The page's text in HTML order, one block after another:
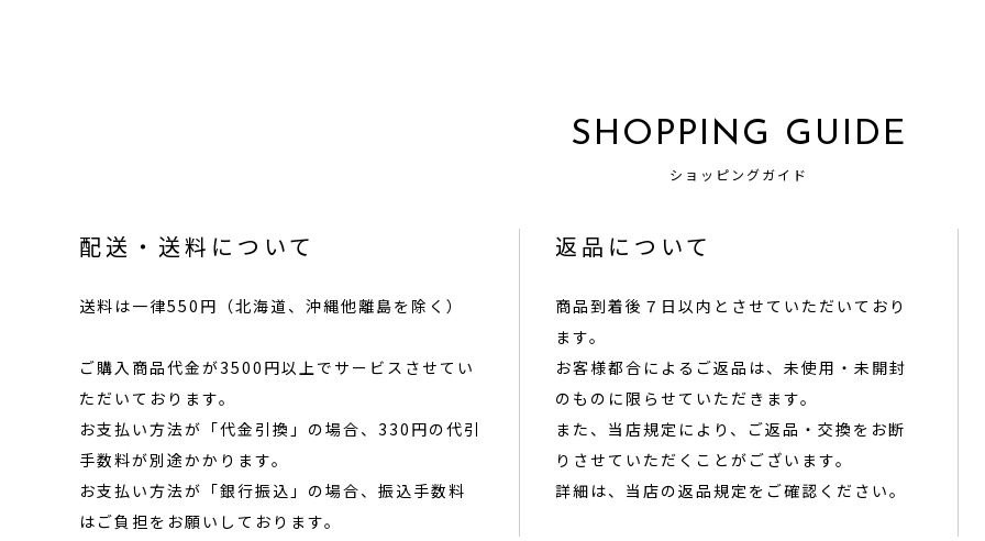
SHOPPING GUIDE
ショッピングガイド
配送・送料について
送料は一律550円（北海道、沖縄他離島を除く）
ご購入商品代金が3500円以上でサービスさせてい
ただいております。
お支払い方法が「代金引換」の場合、330円の代引
手数料が別途かかります。
お支払い方法が「銀行振込」の場合、振込手数料
はご負担をお願いしております。
返品について
商品到着後７日以内とさせていただいており
ます。
お客様都合によるご返品は、未使用・未開封
のものに限らせていただきます。
また、当店規定により、ご返品・交換をお断
りさせていただくことがございます。
詳細は、当店の返品規定 をご確認ください。